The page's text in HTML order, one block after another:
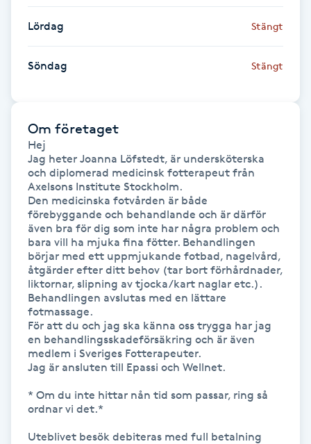
Friskvård
Friskvårdsmassage
Frisör
Funktionsanalys
Färgning
Föning
Lördag Stängt
Söndag Stängt
Om företaget
Hej
Jag heter Joanna Löfstedt, är undersköterska
och diplomerad medicinsk fotterapeut från
Axelsons Institute Stockholm.
Den medicinska fotvården är både
förebyggande och behandlande och är därför
även bra för dig som inte har några problem och
bara vill ha mjuka fina fötter. Behandlingen
börjar med ett uppmjukande fotbad, nagelvård,
åtgärder efter ditt behov (tar bort förhårdnader,
liktornar, slipning av tjocka/kart naglar etc.).
Behandlingen avslutas med en lättare
fotmassage.
För att du och jag ska känna oss trygga har jag
en behandlingsskadeförsäkring och är även
medlem i Sveriges Fotterapeuter.
Jag är ansluten till Epassi och Wellnet.
* Om du inte hittar nån tid som passar, ring så
ordnar vi det.*
Uteblivet besök debiteras med full betalning